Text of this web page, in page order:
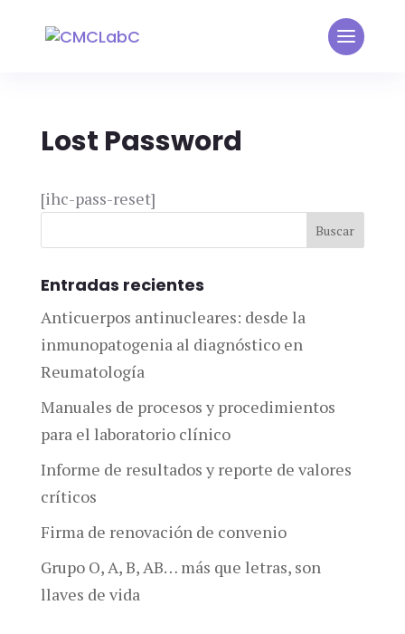
Lost Password
[ihc-pass-reset]
Entradas recientes
Anticuerpos antinucleares: desde la
inmunopatogenia al diagnóstico en
Reumatología
Manuales de procesos y procedimientos
para el laboratorio clínico
Informe de resultados y reporte de valores
críticos
Firma de renovación de convenio
Grupo O, A, B, AB… más que letras, son
llaves de vida